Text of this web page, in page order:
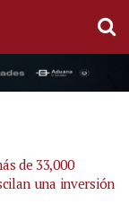
de 33,000
una inversión